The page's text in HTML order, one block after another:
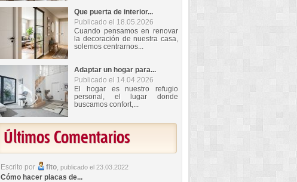
Que puerta de interior...
Publicado el 18.05.2026
Cuando pensamos en renovar
la decoración de nuestra casa,
solemos centrarnos...
Adaptar un hogar para...
Publicado el 14.04.2026
El hogar es nuestro refugio
personal, el lugar donde
buscamos confort,...
Últimos Comentarios
Escrito por fito, publicado el 23.03.2022
Cómo hacer placas de...